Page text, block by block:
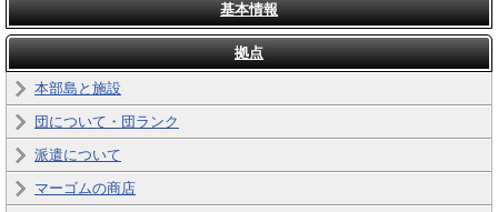
基本情報
拠点
本部島と施設
団について・団ランク
派遣について
マーゴムの商店